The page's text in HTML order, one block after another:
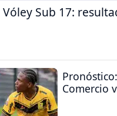
Sub 17:
Comercio